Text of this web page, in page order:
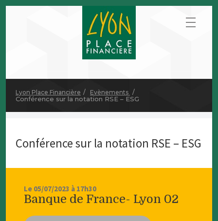
Lyon Place Financière Evènements
Conférence sur la notation RSE – ESG
Conférence sur la notation RSE – ESG
Le 05/07/2023 à 17h30
Banque de France- Lyon 02